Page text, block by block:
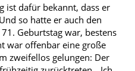
ist dafür bekannt, dass er
so hatte er auch den
Geburtstag war, bestens
war offenbar eine große
zweifellos gelungen: Der